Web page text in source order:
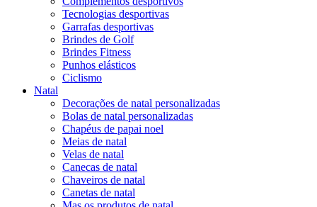
Tecnologias desportivas
Garrafas desportivas
Brindes de Golf
Brindes Fitness
Punhos elásticos
Ciclismo
Natal
Decorações de natal personalizadas
Bolas de natal personalizadas
Chapéus de papai noel
Meias de natal
Velas de natal
Canecas de natal
Chaveiros de natal
Canetas de natal